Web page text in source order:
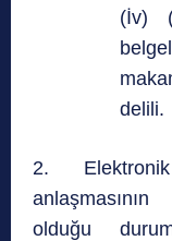
(İv)
delili.
2.
olduğu